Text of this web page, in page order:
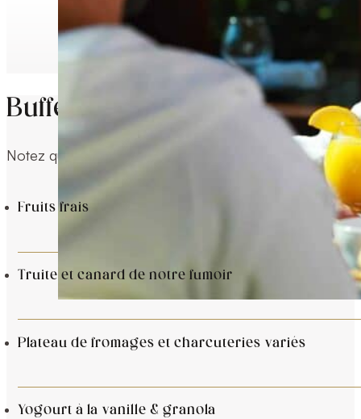
Buffet froid
Notez que tous nos plats peuvent être sujet à
Fruits frais
Truite et canard de notre fumoir
Plateau de fromages et charcuteries variés
Yogourt à la vanille & granola